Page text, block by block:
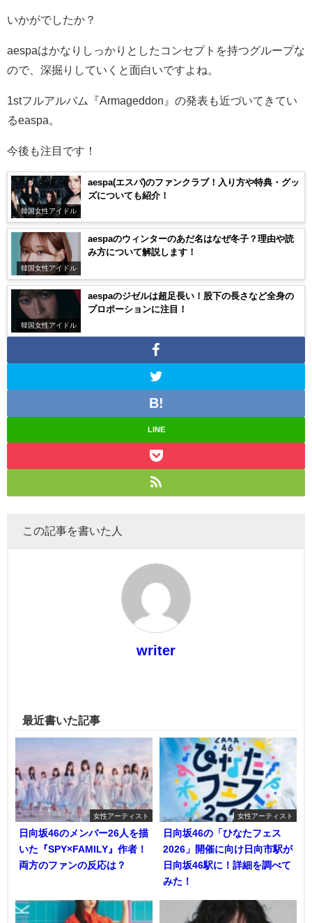
いかがでしたか？
aespaはかなりしっかりとしたコンセプトを持つグループな
ので、深掘りしていくと面白いですよね。
1stフルアルバム『Armageddon』の発表も近づいてきてい
るeaspa。
今後も注目です！
韓国女性アイドル
aespa(エスパ)のファンクラブ！入り方や特典・グッ
ズについても紹介！
韓国女性アイドル
aespaのウィンターのあだ名はなぜ冬子？理由や読
み方について解説します！
韓国女性アイドル
aespaのジゼルは超足長い！股下の長さなど全身の
プロポーションに注目！
LINE
この記事を書いた人
writer
最近書いた記事
女性アーティスト
日向坂46のメンバー26人を描
いた『SPY×FAMILY』作者！
両方のファンの反応は？
女性アーティスト
日向坂46の「ひなたフェス
2026」開催に向け日向市駅が
日向坂46駅に！詳細を調べて
みた！